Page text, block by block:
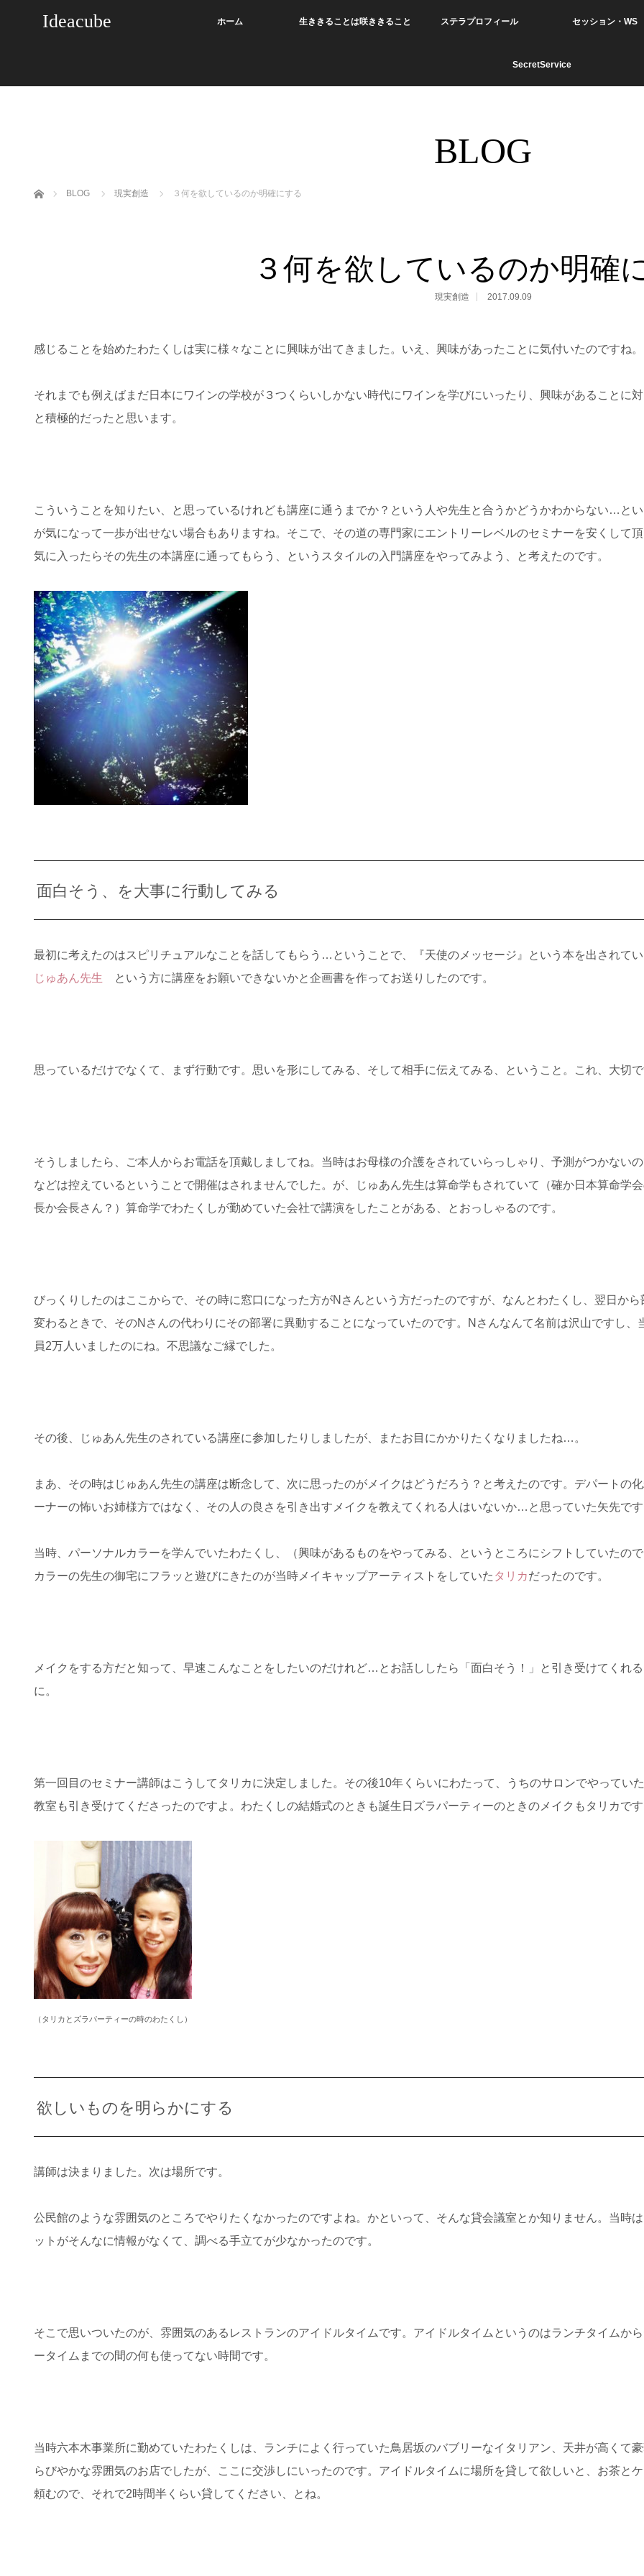
Ideacube ホーム 生ききることは咲ききること ステラプロフィール セッション・WS
SecretService
BLOG
ホーム BLOG 現実創造 ３何を欲しているのか明確にする
３何を欲しているのか明確
現実創造 2017.09.09
感じることを始めたわたくしは実に様々なことに興味が出てきました。いえ、興味があったことに気付いたのですね。
それまでも例えばまだ日本にワインの学校が３つくらいしかない時代にワインを学びにいったり、興味があることに
と積極的だったと思います。
こういうことを知りたい、と思っているけれども講座に通うまでか？という人や先生と合うかどうかわからない…と
が気になって一歩が出せない場合もありますね。そこで、その道の専門家にエントリーレベルのセミナーを安くして
気に入ったらその先生の本講座に通ってもらう、というスタイルの入門講座をやってみよう、と考えたのです。
面白そう、を大事に行動してみる
最初に考えたのはスピリチュアルなことを話してもらう…ということで、『天使のメッセージ』という本を出されて
じゅあん先生 という方に講座をお願いできないかと企画書を作ってお送りしたのです。
思っているだけでなくて、まず行動です。思いを形にしてみる、そして相手に伝えてみる、ということ。これ、大切
そうしましたら、ご本人からお電話を頂戴しましてね。当時はお母様の介護をされていらっしゃり、予測がつかない
などは控えているということで開催はされませんでした。が、じゅあん先生は算命学もされていて（確か日本算命学
長か会長さん？）算命学でわたくしが勤めていた会社で講演をしたことがある、とおっしゃるのです。
びっくりしたのはここからで、その時に窓口になった方がNさんという方だったのですが、なんとわたくし、翌日から
変わるときで、そのNさんの代わりにその部署に異動することになっていたのです。Nさんなんて名前は沢山ですし、
員2万人いましたのにね。不思議なご縁でした。
その後、じゅあん先生のされている講座に参加したりしましたが、またお目にかかりたくなりましたね…。
まあ、その時はじゅあん先生の講座は断念して、次に思ったのがメイクはどうだろう？と考えたのです。デパートの
ーナーの怖いお姉様方ではなく、その人の良さを引き出すメイクを教えてくれる人はいないか…と思っていた矢先で
当時、パーソナルカラーを学んでいたわたくし、（興味があるものをやってみる、というところにシフトしていたの
カラーの先生の御宅にフラッと遊びにきたのが当時メイキャップアーティストをしていた タリカだったのです。
メイクをする方だと知って、早速こんなことをしたいのだけれど…とお話ししたら「面白そう！」と引き受けてくれ
に。
第一回目のセミナー講師はこうしてタリカに決定しました。その後10年くらいにわたって、うちのサロンでやってい
教室も引き受けてくださったのですよ。わたくしの結婚式のときも誕生日ズラパーティーのときのメイクもタリカで
（タリカとズラパーティーの時のわたくし）
欲しいものを明らかにする
講師は決まりました。次は場所です。
公民館のような雰囲気のところでやりたくなかったのですよね。かといって、そんな貸会議室とか知りません。当時
ットがそんなに情報がなくて、調べる手立てが少なかったのです。
そこで思いついたのが、雰囲気のあるレストランのアイドルタイムです。アイドルタイムというのはランチタイムか
ータイムまでの間の何も使ってない時間です。
当時六本木事業所に勤めていたわたくしは、ランチによく行っていた鳥居坂のバブリーなイタリアン、天井が高くて
らびやかな雰囲気のお店でしたが、ここに交渉しにいったのです。アイドルタイムに場所を貸して欲しいと、お茶と
頼むので、それで2時間半くらい貸してください、とね。